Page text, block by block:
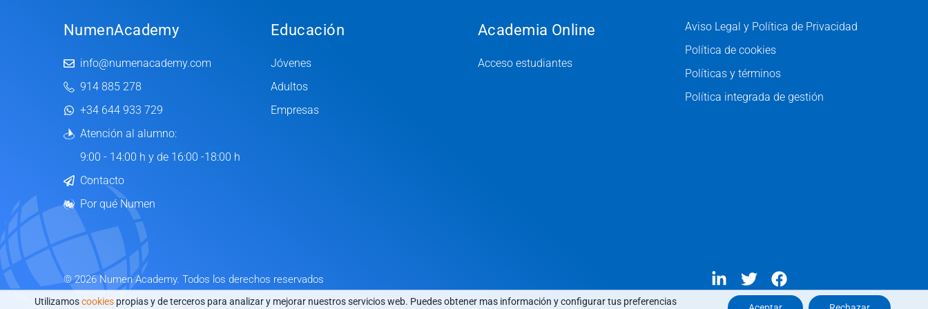
NumenAcademy
info@numenacademy.com
914 885 278
+34 644 933 729
Atención al alumno:
9:00 - 14:00 h y de 16:00 -18:00 h
Contacto
Por qué Numen
Educación
Jóvenes
Adultos
Empresas
Academia Online
Acceso estudiantes
Aviso Legal y Política de Privacidad
Política de cookies
Políticas y términos
Política integrada de gestión
© 2026 Numen Academy. Todos los derechos reservados
Utilizamoscookies propias y de terceros para analizar y mejorar nuestros servicios web. Puedes obtener mas información y configurar tus preferencias